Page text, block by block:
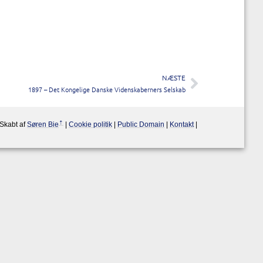
NÆSTE
1897 – Det Kongelige Danske Videnskaberners Selskab
Skabt afSøren Bie Cookie politik Public Domain Kontakt|